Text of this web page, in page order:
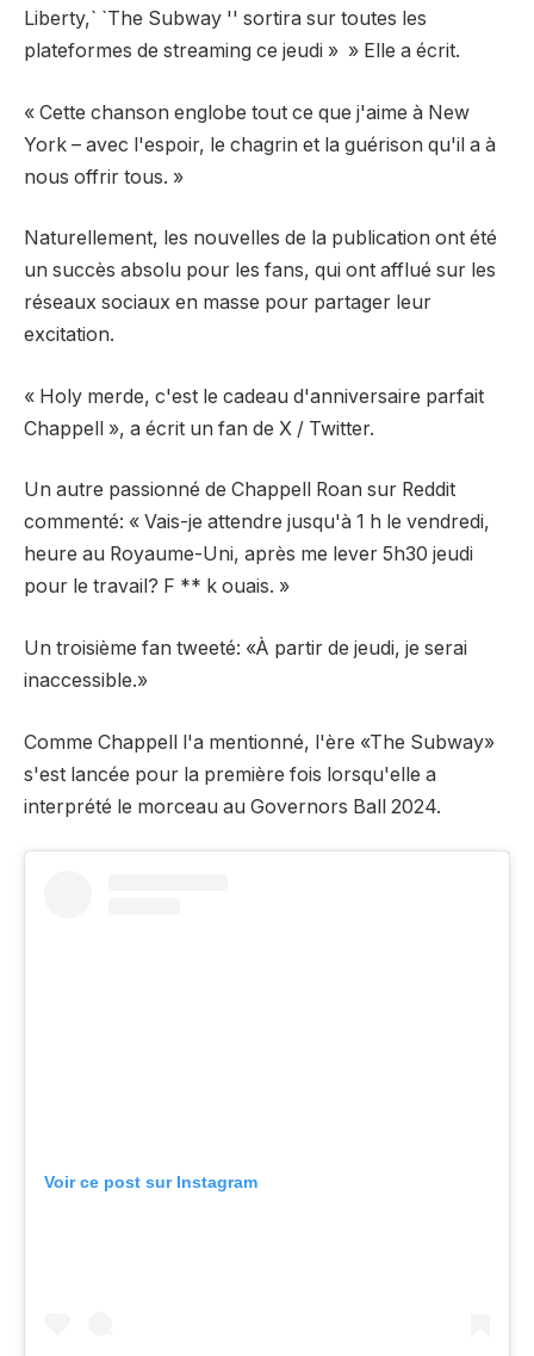
Liberty,` `The Subway '' sortira sur toutes les
plateformes de streaming ce jeudi » » Elle a écrit.
« Cette chanson englobe tout ce que j'aime à New
York – avec l'espoir, le chagrin et la guérison qu'il a à
nous offrir tous. »
Naturellement, les nouvelles de la publication ont été
un succès absolu pour les fans, qui ont afflué sur les
réseaux sociaux en masse pour partager leur
excitation.
« Holy merde, c'est le cadeau d'anniversaire parfait
Chappell », a écrit un fan de X / Twitter.
Un autre passionné de Chappell Roan sur Reddit
commenté: « Vais-je attendre jusqu'à 1 h le vendredi,
heure au Royaume-Uni, après me lever 5h30 jeudi
pour le travail? F ** k ouais. »
Un troisième fan tweeté: «À partir de jeudi, je serai
inaccessible.»
Comme Chappell l'a mentionné, l'ère «The Subway»
s'est lancée pour la première fois lorsqu'elle a
interprété le morceau au Governors Ball 2024.
Voir ce post sur Instagram